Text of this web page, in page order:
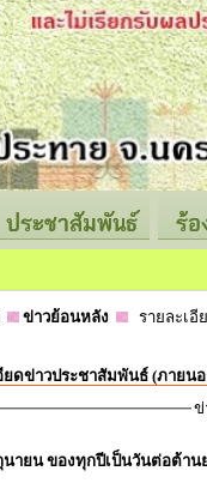
ประชาสัมพันธ์ ร้
ข่าวย้อนหลัง รายละเ
ยดข่าวประชาสัมพันธ์ (ภายน
ข่
นายน ของทุกปีเป็นวันต่อต้าน